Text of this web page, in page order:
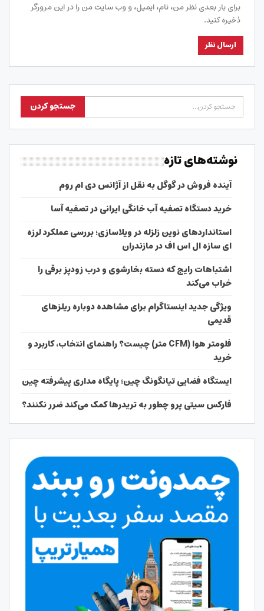
برای بار بعدی نظر من، نام، ایمیل، و وب سایت من را در این مرورگر
ذخیره کنید.
نوشته‌های تازه
آینده فروش در گوگل به نقل از آژانس دی ام روم
خرید دستگاه تصفیه آب خانگی ایرانی در تصفیه آسا
استانداردهای نوین زلزله در ویلاسازی؛ بررسی عملکرد لرزه
ای سازه ال اس اف در مازندران
اشتباهات رایج که دسته بخارشوی و درب زودپز برقی را
خراب می‌کند
ویژگی جدید اینستاگرام برای مشاهده دوباره ریلزهای
قدیمی
فلومتر هوا (CFM متر) چیست؟ راهنمای انتخاب، کاربرد و
خرید
ایستگاه فضایی تیانگونگ چین؛ پایگاه مداری پیشرفته چین
فارکس سیتی پرو چطور به تریدرها کمک می‌کند ضرر نکنند؟